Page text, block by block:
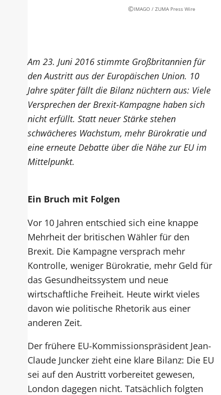
©IMAGO / ZUMA Press Wire
Am 23. Juni 2016 stimmte Großbritannien für
den Austritt aus der Europäischen Union. 10
Jahre später fällt die Bilanz nüchtern aus: Viele
Versprechen der Brexit-Kampagne haben sich
nicht erfüllt. Statt neuer Stärke stehen
schwächeres Wachstum, mehr Bürokratie und
eine erneute Debatte über die Nähe zur EU im
Mittelpunkt.
Ein Bruch mit Folgen
Vor 10 Jahren entschied sich eine knappe
Mehrheit der britischen Wähler für den
Brexit. Die Kampagne versprach mehr
Kontrolle, weniger Bürokratie, mehr Geld für
das Gesundheitssystem und neue
wirtschaftliche Freiheit. Heute wirkt vieles
davon wie politische Rhetorik aus einer
anderen Zeit.
Der frühere EU-Kommissionspräsident Jean-
Claude Juncker zieht eine klare Bilanz: Die EU
sei auf den Austritt vorbereitet gewesen,
London dagegen nicht. Tatsächlich folgten